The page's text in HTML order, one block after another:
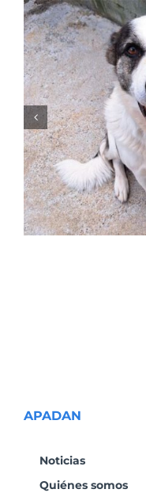
APADAN
Noticias
Quiénes somos